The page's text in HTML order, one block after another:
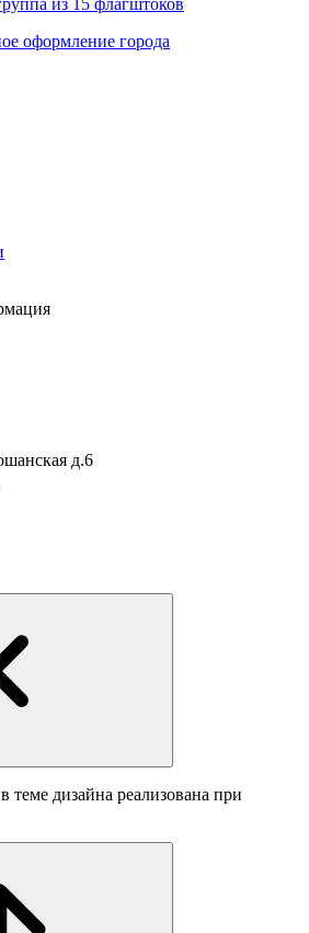
оформление города
д.6
теме дизайна реализована при